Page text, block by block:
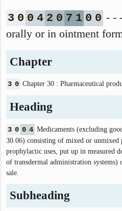
3 0 0 4 2 0 7 1 0 0 - -
orally or in ointment
Chapter
3 0 Chapter 30 : Pharmaceutical
Heading
3 0 0 4 Medicaments (excluding
30.06) consisting of mixed or unmixed
prophylactic uses, put up in measured
of transdermal administration
sale.
Subheading